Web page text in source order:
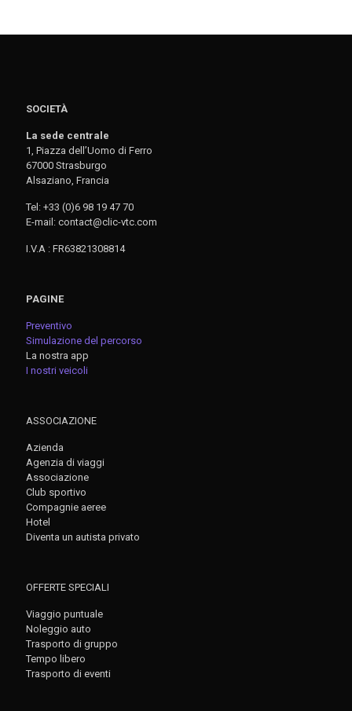
SOCIETÀ
La sede centrale
1, Piazza dell’Uomo di Ferro
67000 Strasburgo
Alsaziano, Francia
Tel: +33 (0)6 98 19 47 70
E-mail: contact@clic-vtc.com
I.V.A : FR63821308814
PAGINE
Preventivo
Simulazione del percorso
La nostra app
I nostri veicoli
ASSOCIAZIONE
Azienda
Agenzia di viaggi
Associazione
Club sportivo
Compagnie aeree
Hotel
Diventa un autista privato
OFFERTE SPECIALI
Viaggio puntuale
Noleggio auto
Trasporto di gruppo
Tempo libero
Trasporto di eventi